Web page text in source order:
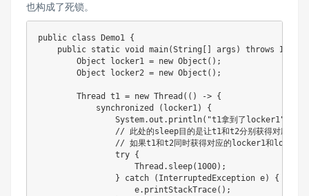
也构成了死锁。
public class Demo1 {
public static void main(String[] args) throws
        Object locker1 = new Object();
        Object locker2 = new Object();
        Thread t1 = new Thread(() -> {
            synchronized (locker1) {
                System.out.println("t1拿到了locker1");
// 此处的sleep目的是让t1和t2分别获得对应的
// 如果t1和t2同时获得对应的locker1和locker2
                try {
                    Thread.sleep(1000);
                } catch (InterruptedException e) {
                    e.printStackTrace();